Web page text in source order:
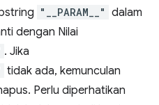
"__PARAM__" dalam
dengan Nilai
. Jika
tidak ada, kemunculan
Perlu diperhatikan